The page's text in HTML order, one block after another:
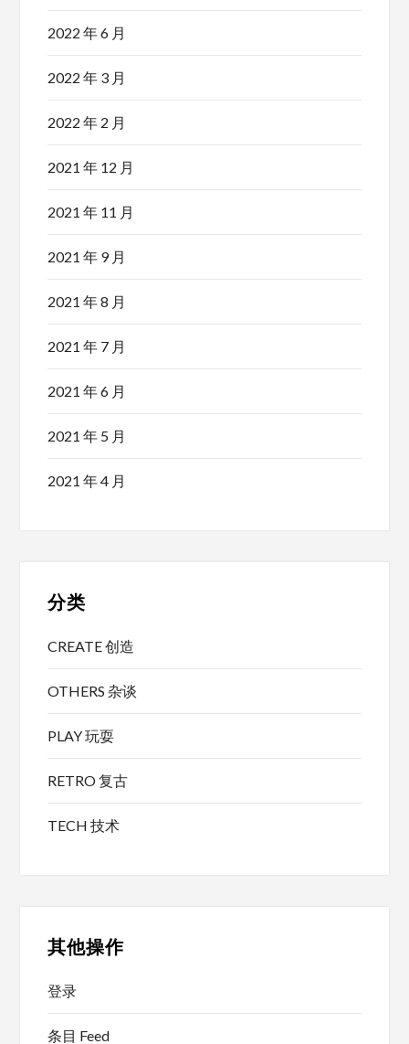
2022 年 6 月
2022 年 3 月
2022 年 2 月
2021 年 12 月
2021 年 11 月
2021 年 9 月
2021 年 8 月
2021 年 7 月
2021 年 6 月
2021 年 5 月
2021 年 4 月
分类
CREATE 创造
OTHERS 杂谈
PLAY 玩耍
RETRO 复古
TECH 技术
其他操作
登录
条目 Feed